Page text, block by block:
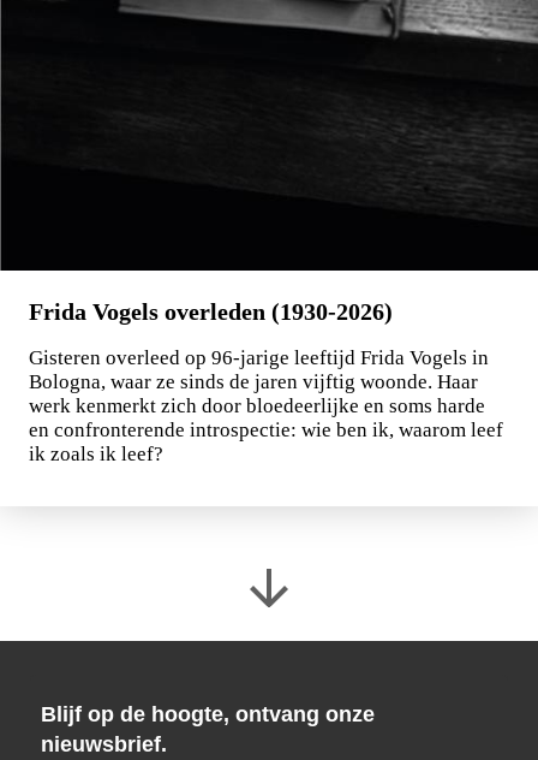
Frida Vogels overleden (1930-2026)
Gisteren overleed op 96-jarige leeftijd Frida Vogels in
Bologna, waar ze sinds de jaren vijftig woonde. Haar
werk kenmerkt zich door bloedeerlijke en soms harde
en confronterende introspectie: wie ben ik, waarom leef
ik zoals ik leef?
Blijf op de hoogte, ontvang onze
nieuwsbrief.